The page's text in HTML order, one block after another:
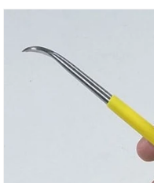
商品情